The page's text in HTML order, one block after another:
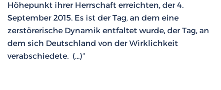
Höhepunkt ihrer Herrschaft erreichten, der 4.
September 2015. Es ist der Tag, an dem eine
zerstörerische Dynamik entfaltet wurde, der Tag, an
dem sich Deutschland von der Wirklichkeit
verabschiedete. (…)“